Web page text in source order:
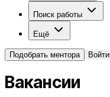
Поиск работы
Ещё
Подобрать ментора Войти
Вакансии